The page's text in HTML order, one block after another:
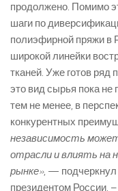
продолжено. Помимо
шаги по
полиэфирной пряжи в
широкой линейки
тканей. Уже готов ряд
это вид сырья пока не
тем не менее, в
конкурентных
независимость
отрасли и влиять на
рынке», — подчеркнул
президентом России,